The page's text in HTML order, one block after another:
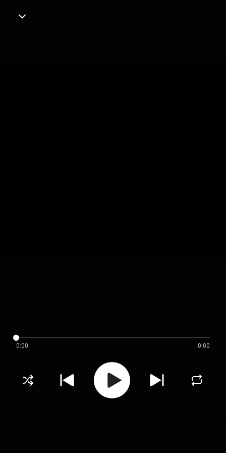
0:00 0:00